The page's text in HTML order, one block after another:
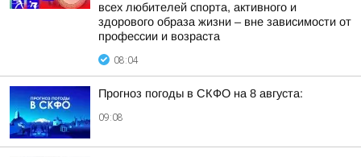
всех любителей спорта, активного и
здорового образа жизни – вне зависимости от
профессии и возраста
08:04
Прогноз погоды в СКФО на 8 августа:
09:08